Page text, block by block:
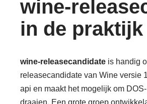
wine-
in de praktijk
wine-releasecandidateis handig
releasecandidate van Wine versie
api en maakt het mogelijk om
draaien. Een grote groep